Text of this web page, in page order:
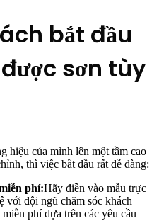
bắt đầu
sơn tùy
hiệu của mình lên một tầm cao
thì việc bắt đầu rất dễ dàng:
phí:Hãy điền vào mẫu trực
với đội ngũ chăm sóc khách
phí dựa trên các yêu cầu